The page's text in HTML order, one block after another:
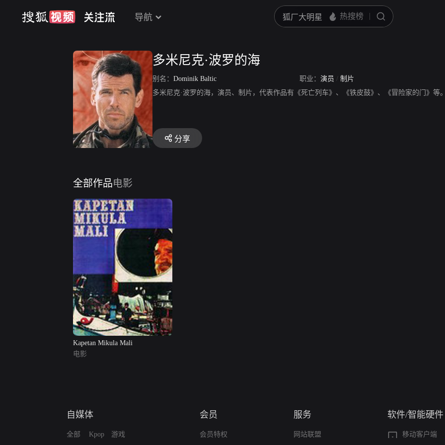
导航
多米尼克·波罗的海
别名： Dominik Baltic 职业： 演员 / 制片
多米尼克·波罗的海，演员、制片，代表作品有《死亡列车》、《铁皮鼓》、《冒险家的门》等
分享
全部作品电影
Kapetan Mikula Mali
电影
自媒体
全部 Kpop 游戏
会员
会员特权
服务
网站联盟
软件/智能硬件
移动客户端